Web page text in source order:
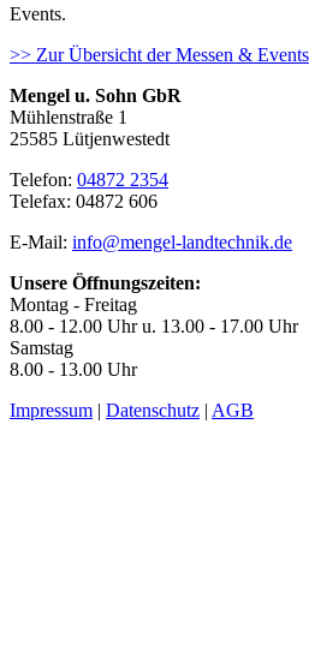
Events.
>> Zur Übersicht der Messen & Events
Mengel u. Sohn GbR
Mühlenstraße 1
25585 Lütjenwestedt
Telefon: 04872 2354
Telefax: 04872 606
E-Mail: info@mengel-landtechnik.de
Unsere Öffnungszeiten:
Montag - Freitag
8.00 - 12.00 Uhr u. 13.00 - 17.00 Uhr
Samstag
8.00 - 13.00 Uhr
Impressum | Datenschutz | AGB